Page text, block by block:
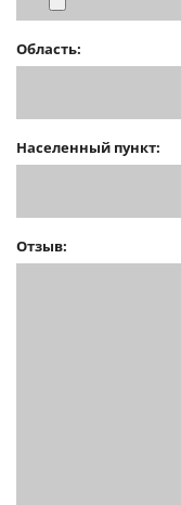
Область:
Населенный пункт:
Отзыв: